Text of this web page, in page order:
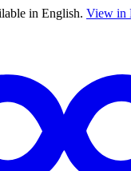
in English. View in